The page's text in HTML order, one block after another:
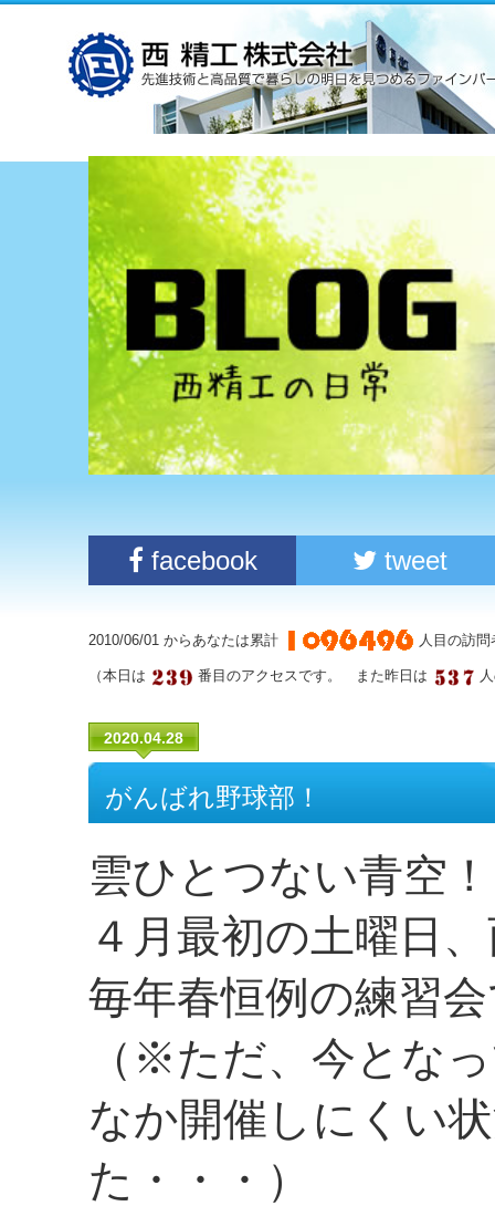
facebook tweet
2010/06/01 からあなたは累計 人目の訪
（本日は 番目のアクセスです。 また昨日は
2020.04.28
がんばれ野球部！
雲ひとつない青空！
４月最初の土曜日
毎年春恒例の練習
（※ただ、今とな
なか開催しにくい
た・・・）